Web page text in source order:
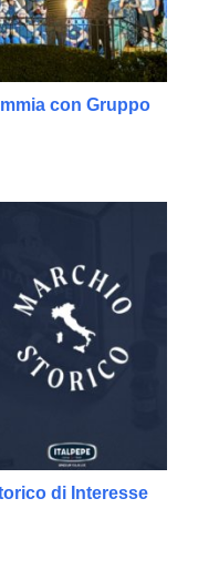
con Gruppo
di Interesse